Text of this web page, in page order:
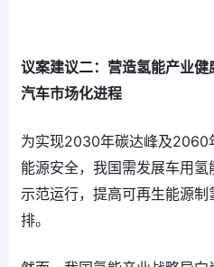
议案建议二：营造氢能产业健
汽车市场化进程
为实现2030年碳达峰及2060
能源安全，我国需发展车用
示范运行，提高可再生能源
排。